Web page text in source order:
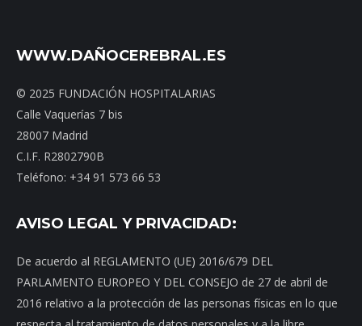
WWW.DAÑOCEREBRAL.ES
© 2025 FUNDACIÓN HOSPITALARIAS
Calle Vaquerías 7 bis
28007 Madrid
C.I.F. R2802790B
Teléfono: +34 91 573 66 53
AVISO LEGAL Y PRIVACIDAD:
De acuerdo al REGLAMENTO (UE) 2016/679 DEL
PARLAMENTO EUROPEO Y DEL CONSEJO de 27 de abril de
2016 relativo a la protección de las personas físicas en lo que